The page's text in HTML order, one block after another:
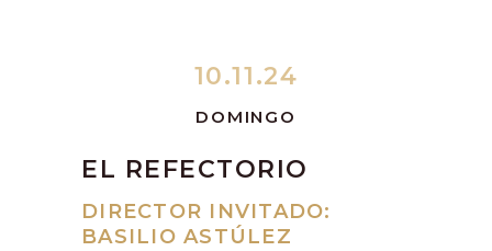
10.11.24
DOMINGO
EL REFECTORIO
DIRECTOR INVITADO:
BASILIO ASTÚLEZ